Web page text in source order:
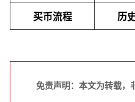
买币流程 历
免责声明：本文为转载，